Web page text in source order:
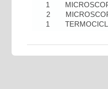
1
2
1